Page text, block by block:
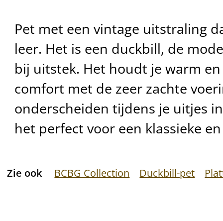
Pet met een vintage uitstraling
leer. Het is een duckbill, de
bij uitstek. Het houdt je warm
comfort met de zeer zachte
onderscheiden tijdens je uitjes
het perfect voor een klassieke
Zie ook BCBG Collection Duckbill-pet